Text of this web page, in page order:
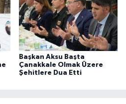
Başkan Aksu Başta
Çanakkale Olmak Üzere
Şehitlere Dua Etti